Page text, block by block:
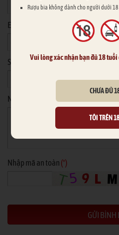
Email
Số điện thoại
Nội dung
Nhập mã an toàn (*)
Rượu bia không dành cho người dưới
Vui lòng xác nhận bạn đủ 18
CHƯA ĐỦ
TÔI TRÊN